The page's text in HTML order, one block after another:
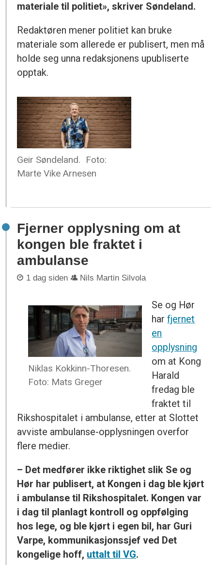
materiale til politiet», skriver Søndeland.
Redaktøren mener politiet kan bruke
materiale som allerede er publisert, men må
holde seg unna redaksjonens upubliserte
opptak.
Geir Søndeland.
Foto:
Marte Vike Arnesen
Fjerner opplysning om at
kongen ble fraktet i
ambulanse
1 dag siden Nils Martin Silvola
Niklas Kokkinn-Thoresen.
Foto: Mats Greger
Se og Hør
harfjernet
en
opplysning
om at Kong
Harald
fredag ble
fraktet til
Rikshospitalet i ambulanse, etter at Slottet
avviste ambulanse-opplysningen overfor
flere medier.
– Det medfører ikke riktighet slik Se og
Hør har publisert, at Kongen i dag ble kjørt
i ambulanse til Rikshospitalet. Kongen var
i dag til planlagt kontroll og oppfølging
hos lege, og ble kjørt i egen bil, har Guri
Varpe, kommunikasjonssjef ved Det
kongelige hoff, uttalt til VG.